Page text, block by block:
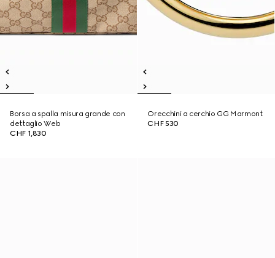
Borsa a spalla misura grande con
dettaglio Web
CHF 1,830
Orecchini a cerchio GG Marmont
CHF 530